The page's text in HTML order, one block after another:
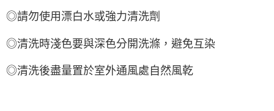
◎請勿使用漂白水或強力清洗劑
◎清洗時淺色要與深色分開洗滌，避免互染
◎清洗後盡量置於室外通風處自然風乾